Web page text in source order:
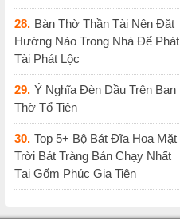
28. Bàn Thờ Thần Tài Nên Đặt
Hướng Nào Trong Nhà Để Phát
Tài Phát Lộc
29. Ý Nghĩa Đèn Dầu Trên Ban
Thờ Tổ Tiên
30. Top 5+ Bộ Bát Đĩa Hoa Mặt
Trời Bát Tràng Bán Chạy Nhất
Tại Gốm Phúc Gia Tiên